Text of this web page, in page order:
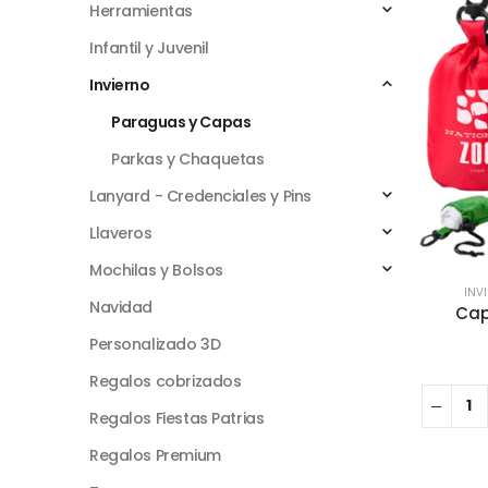
Herramientas
Infantil y Juvenil
Invierno
Paraguas y Capas
Parkas y Chaquetas
Lanyard - Credenciales y Pins
Llaveros
Mochilas y Bolsos
Navidad
Personalizado 3D
Regalos cobrizados
Regalos Fiestas Patrias
Regalos Premium